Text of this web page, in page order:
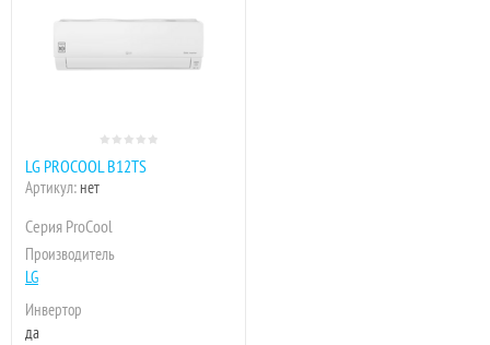
LG PROCOOL B12TS
Артикул: нет
Серия ProCool
Производитель
LG
Инвертор
да